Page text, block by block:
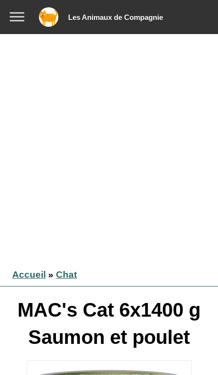
Les Animaux de Compagnie
Accueil » Chat
MAC's Cat 6x1400 g
Saumon et poulet